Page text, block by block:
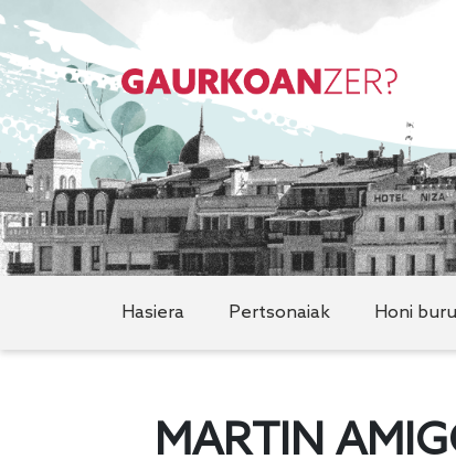
Hasiera Pertsonaiak Honi
MARTIN